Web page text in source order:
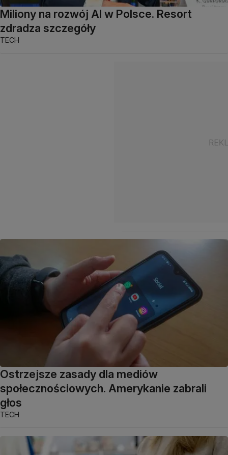
Miliony na rozwój AI w Polsce. Resort
zdradza szczegóły
TECH
Ostrzejsze zasady dla mediów
społecznościowych. Amerykanie zabrali
głos
TECH